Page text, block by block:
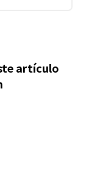
artículo